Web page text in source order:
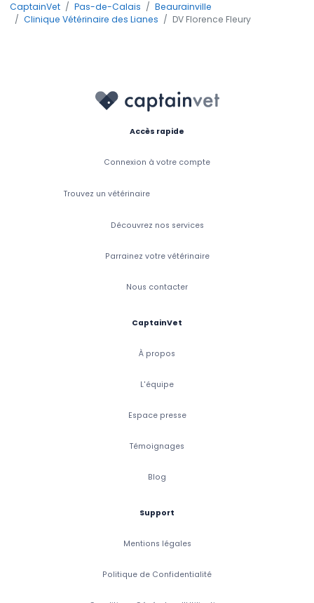
CaptainVet Pas-de-Calais
Beaurainville
Clinique Vétérinaire des Lianes
DV Florence Fleury
Accès rapide
Connexion à votre compte
Trouvez un vétérinaire
Découvrez nos services
Parrainez votre vétérinaire
Nous contacter
CaptainVet
À propos
L'équipe
Espace presse
Témoignages
Blog
Support
Mentions légales
Politique de Confidentialité